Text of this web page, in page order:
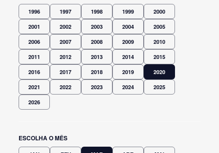
1996 1997 1998 1999 2000
2001 2002 2003 2004 2005
2006 2007 2008 2009 2010
2011 2012 2013 2014 2015
2016 2017 2018 2019 2020
2021 2022 2023 2024 2025
2026
ESCOLHA O MÊS